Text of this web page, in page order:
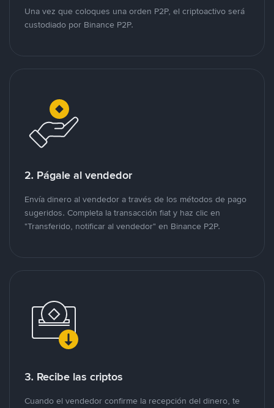
Una vez que coloques una orden P2P, el criptoactivo será
custodiado por Binance P2P.
2. Págale al vendedor
Envía dinero al vendedor a través de los métodos de pago
sugeridos. Completa la transacción fiat y haz clic en
"Transferido, notificar al vendedor" en Binance P2P.
3. Recibe las criptos
Cuando el vendedor confirme la recepción del dinero, te